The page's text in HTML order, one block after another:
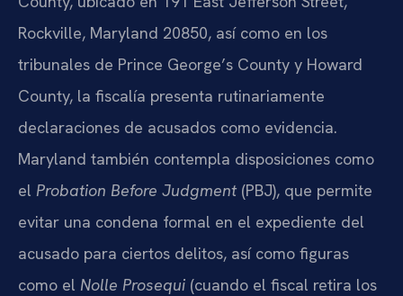
Rockville, Maryland 20850, así como en los
tribunales de Prince George’s County y Howard
County, la fiscalía presenta rutinariamente
declaraciones de acusados como evidencia.
Maryland también contempla disposiciones como
el Probation Before Judgment(PBJ), que permite
evitar una condena formal en el expediente del
acusado para ciertos delitos, así como figuras
como el Nolle Prosequi (cuando el fiscal retira los